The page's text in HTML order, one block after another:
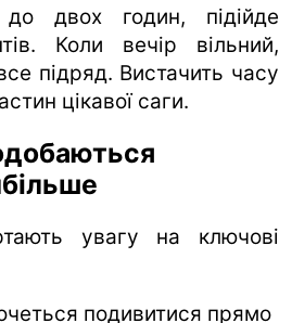
двох годин, підійде
Коли вечір вільний,
підряд. Вистачить часу
цікавої саги.
увагу на ключові
подивитися прямо